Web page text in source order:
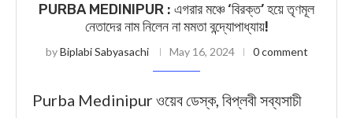
PURBA MEDINIPUR : এগরার মঞ্চে ‘বিরক্ত’ হয়ে তৃণমূল
নেতাদের নাম নিলেন না মমতা বন্দ্যোপাধ্যায়!
byBiplabi Sabyasachi May 16, 2024 0 comment
Purba Medinipur ওয়েব ডেস্ক, বিপ্লবী সব্যসাচী